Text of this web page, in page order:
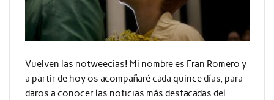
Vuelven las notweecias! Mi nombre es Fran Romero y
a partir de hoy os acompañaré cada quince días, para
daros a conocer las noticias más destacadas del